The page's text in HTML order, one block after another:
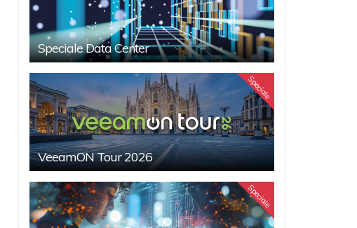
Speciale Data Center
Speciale
VeeamON Tour 2026
Speciale